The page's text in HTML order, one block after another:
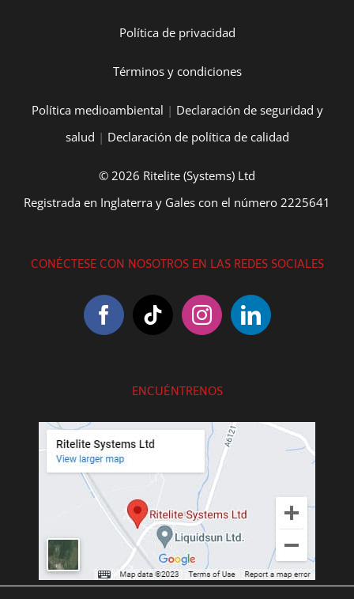
Política de privacidad
Términos y condiciones
Política medioambiental | Declaración de seguridad y
salud | Declaración de política de calidad
© 2026 Ritelite (Systems) Ltd
Registrada en Inglaterra y Gales con el número 2225641
CONÉCTESE CON NOSOTROS EN LAS REDES SOCIALES
ENCUÉNTRENOS